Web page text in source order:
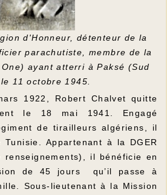
d'Honneur, détenteur de la
parachutiste, membre de la
ayant atterri à Paksé (Sud
11 octobre 1945.
1922, Robert Chalvet quitte
le 18 mai 1941. Engagé
de tirailleurs algériens, il
Appartenant à la DGER
renseignements), il bénéficie en
de 45 jours qu’il passe à
Sous-lieutenant à la Mission